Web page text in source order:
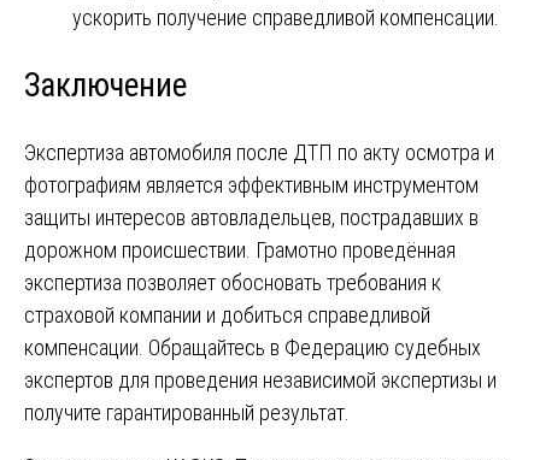
ускорить получение справедливой компенсации.
Заключение
Экспертиза автомобиля после ДТП по акту осмотра и
фотографиям является эффективным инструментом
защиты интересов автовладельцев, пострадавших в
дорожном происшествии. Грамотно проведённая
экспертиза позволяет обосновать требования к
страховой компании и добиться справедливой
компенсации. Обращайтесь в Федерацию судебных
экспертов для проведения независимой экспертизы и
получите гарантированный результат.